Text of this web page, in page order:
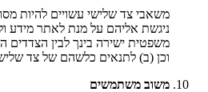
משאבי צד שלישי עשויים להיות
ניגשת אליהם על מנת לאתר מידע
משפטית ישירה בינך לבין הצדדים
וכן (ב) לתנאים כלשהם של צד
משוב משתמשים